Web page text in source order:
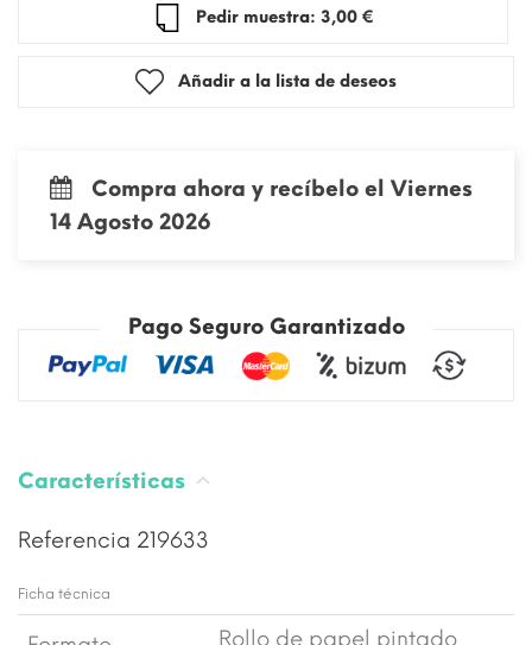
Pedir muestra: 3,00 €
Añadir a la lista de deseos
Compra ahora y recíbelo el Viernes
14 Agosto 2026
Pago Seguro Garantizado
Características
Referencia 219633
Ficha técnica
Rollo de papel pintado